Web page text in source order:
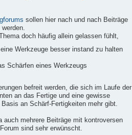
sollen hier nach und nach Beiträge
doch häufig allein gelassen fühlt,
Werkzeuge besser instand zu halten
Schärfen eines Werkzeugs
befreit werden, die sich im Laufe der
an das Fertige und eine gewisse
an Schärf-Fertigkeiten mehr gibt.
auch mehrere Beiträge mit kontroversen
sind sehr erwünscht.